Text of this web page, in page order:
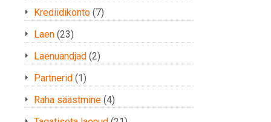
Krediidikonto (7)
Laen (23)
Laenuandjad (2)
Partnerid (1)
Raha säästmine (4)